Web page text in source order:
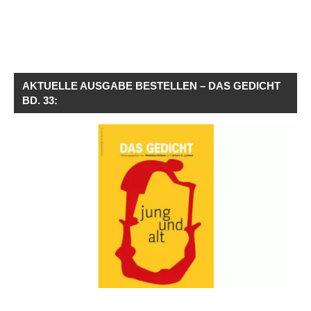
AKTUELLE AUSGABE BESTELLEN – DAS GEDICHT
BD. 33: